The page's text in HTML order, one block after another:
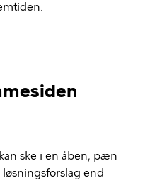
ske i en åben, pæn
end